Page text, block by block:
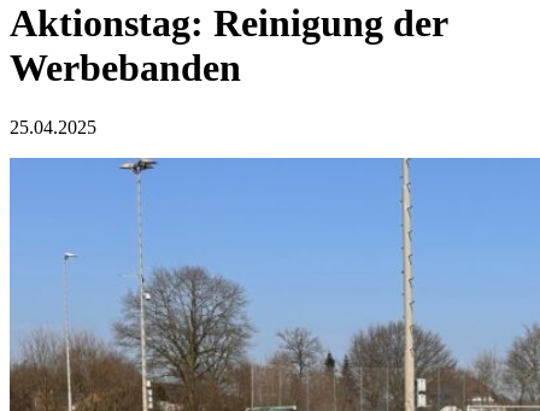
Aktionstag: Reinigung der
Werbebanden
25.04.2025